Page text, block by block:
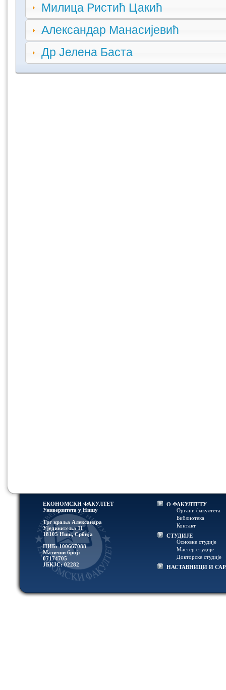
Милица Ристић Цакић
Александар Манасијевић
Др Јелена Баста
ЕКОНОМСКИ ФАКУЛТЕТ
Универзитетa у Нишу
Трг краља Александра
Ујединитеља 11
18105 Ниш, Србија
ПИБ: 100667088
Матични број:
07174705
ЈБКЈС: 02282
О ФАКУЛТЕТУ
Органи факултета
Библиотека
Контакт
СТУДИЈЕ
Основне студије
Мастер студије
Докторске студије
НАСТАВНИЦИ И